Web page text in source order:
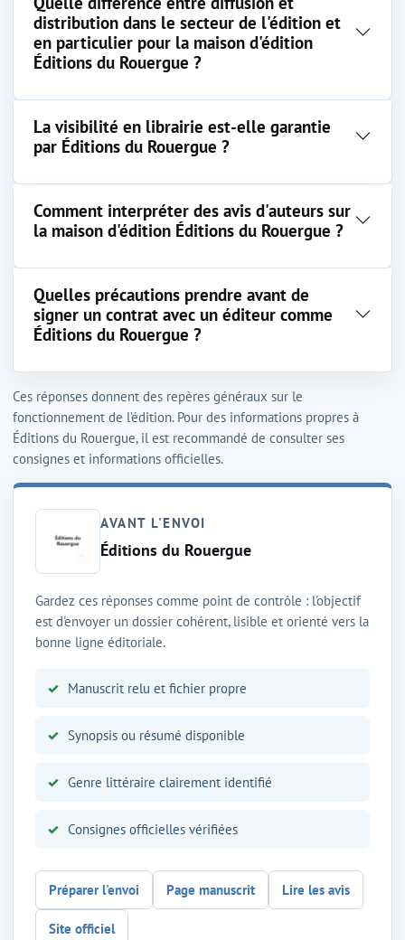
distribution dans le secteur de l'édition et
en particulier pour la maison d'édition
Éditions du Rouergue ?
La visibilité en librairie est-elle garantie
par Éditions du Rouergue ?
Comment interpréter des avis d'auteurs sur
la maison d'édition Éditions du Rouergue ?
Quelles précautions prendre avant de
signer un contrat avec un éditeur comme
Éditions du Rouergue ?
Ces réponses donnent des repères généraux sur le
fonctionnement de l’édition. Pour des informations propres à
Éditions du Rouergue, il est recommandé de consulter ses
consignes et informations officielles.
AVANT L'ENVOI
Éditions du Rouergue
Gardez ces réponses comme point de contrôle : l'objectif
est d'envoyer un dossier cohérent, lisible et orienté vers la
bonne ligne éditoriale.
Manuscrit relu et fichier propre
Synopsis ou résumé disponible
Genre littéraire clairement identifié
Consignes officielles vérifiées
Préparer l'envoi Page manuscrit Lire les avis
Site officiel